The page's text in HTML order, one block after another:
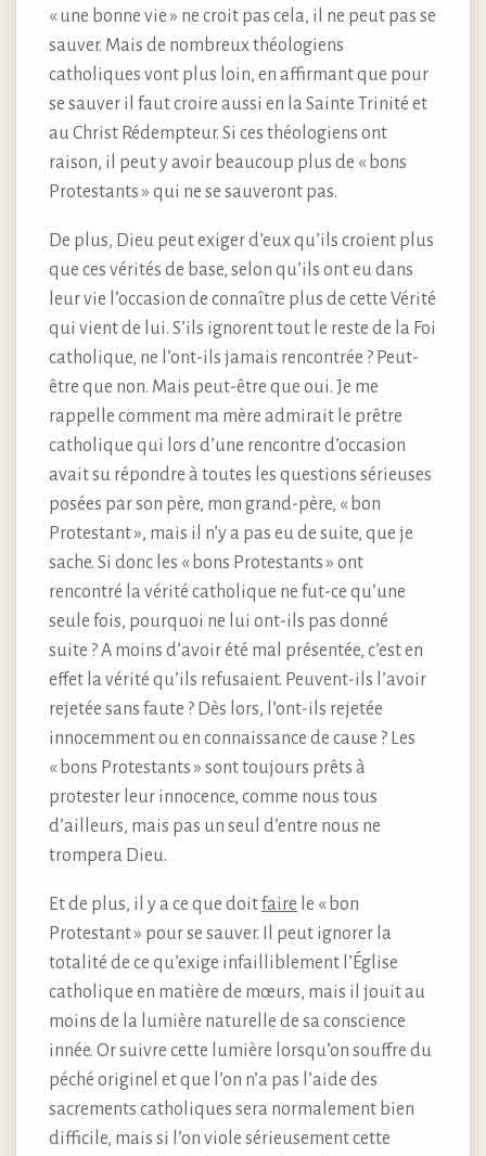
« une bonne vie » ne croit pas cela, il ne peut pas se
sauver. Mais de nombreux théologiens
catholiques vont plus loin, en affirmant que pour
se sauver il faut croire aussi en la Sainte Trinité et
au Christ Rédempteur. Si ces théologiens ont
raison, il peut y avoir beaucoup plus de « bons
Protestants » qui ne se sauveront pas.
De plus, Dieu peut exiger d’eux qu’ils croient plus
que ces vérités de base, selon qu’ils ont eu dans
leur vie l’occasion de connaître plus de cette Vérité
qui vient de lui. S’ils ignorent tout le reste de la Foi
catholique, ne l’ont-ils jamais rencontrée ? Peut-
être que non. Mais peut-être que oui. Je me
rappelle comment ma mère admirait le prêtre
catholique qui lors d’une rencontre d’occasion
avait su répondre à toutes les questions sérieuses
posées par son père, mon grand-père, « bon
Protestant », mais il n’y a pas eu de suite, que je
sache. Si donc les « bons Protestants » ont
rencontré la vérité catholique ne fut-ce qu’une
seule fois, pourquoi ne lui ont-ils pas donné
suite ? A moins d’avoir été mal présentée, c’est en
effet la vérité qu’ils refusaient. Peuvent-ils l’avoir
rejetée sans faute ? Dès lors, l’ont-ils rejetée
innocemment ou en connaissance de cause ? Les
« bons Protestants » sont toujours prêts à
protester leur innocence, comme nous tous
d’ailleurs, mais pas un seul d’entre nous ne
trompera Dieu.
Et de plus, il y a ce que doitfaire le « bon
Protestant » pour se sauver. Il peut ignorer la
totalité de ce qu’exige infailliblement l’Église
catholique en matière de mœurs, mais il jouit au
moins de la lumière naturelle de sa conscience
innée. Or suivre cette lumière lorsqu’on souffre du
péché originel et que l’on n’a pas l’aide des
sacrements catholiques sera normalement bien
difficile, mais si l’on viole sérieusement cette